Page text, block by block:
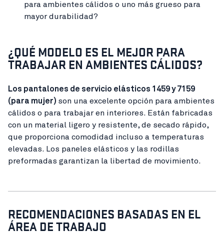
para ambientes cálidos o uno más grueso para
mayor durabilidad?
¿QUÉ MODELO ES EL MEJOR PARA
TRABAJAR EN AMBIENTES CÁLIDOS?
Los pantalones de servicio elásticos 1459 y 7159
(para mujer) son una excelente opción para ambientes
cálidos o para trabajar en interiores. Están fabricadas
con un material ligero y resistente, de secado rápido,
que proporciona comodidad incluso a temperaturas
elevadas. Los paneles elásticos y las rodillas
preformadas garantizan la libertad de movimiento.
RECOMENDACIONES BASADAS EN EL
ÁREA DE TRABAJO